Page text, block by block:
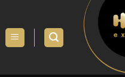
content